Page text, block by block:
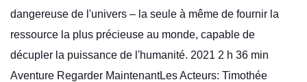
dangereuse de l'univers – la seule à même de fournir la
ressource la plus précieuse au monde, capable de
décupler la puissance de l'humanité. 2021 2 h 36 min
Aventure Regarder MaintenantLes Acteurs: Timothée